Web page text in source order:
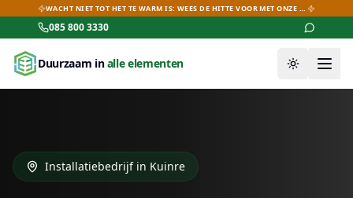
WACHT NIET TOT HET TE WARM IS: WEES DE HITTE VOOR MET ONZE AIRCO-DEALS!
085 800 3330
Duurzaam inalle elementen Thema
Installatiebedrijf in Kuinre